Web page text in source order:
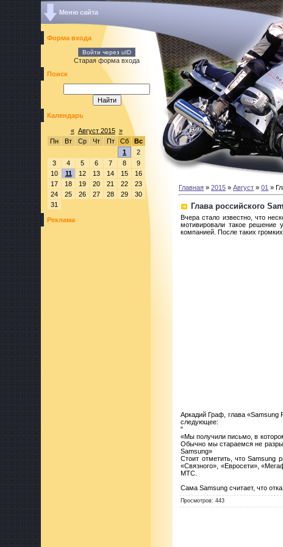
Меню сайта
Форма входа
Войти через uID
Старая форма входа
Поиск
Календарь
« Август 2015 »
Пн
Вт Ср Чт Пт Сб
Вс
1
2
3
4 5 6 7 8
9
10
11 12 13 14 15
16
17
18 19 20 21 22
23
24
25 26 27 28 29
30
31
Реклама
Главная »2015 » Август » 01 »
Глава российского
Вчера стало известно, что
мотивировали такое решение
компанией. После таких
Аркадий Граф, глава «Samsung
следующее:
"
«Мы получили письмо, в
Обычно мы стараемся не
Samsung»
Стоит отметить, что Samsung
«Связного», «Евросети»,
МТС.
Сама Samsung считает, что
Просмотров: 443